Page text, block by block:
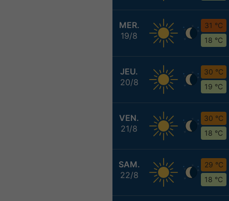
MER.
19/8
31 °C
18 °C
JEU.
20/8
30 °C
19 °C
VEN.
21/8
30 °C
18 °C
SAM.
22/8
29 °C
18 °C